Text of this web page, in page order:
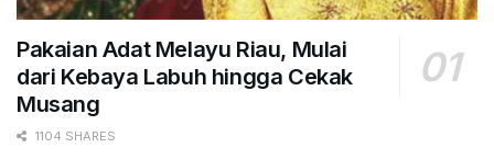
Pakaian Adat Melayu Riau, Mulai
dari Kebaya Labuh hingga Cekak
Musang
1104 SHARES